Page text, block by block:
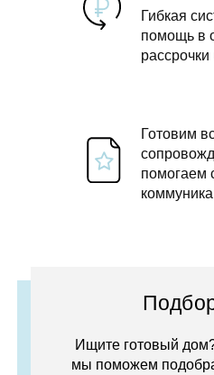
Гибкая
помощь в
рассрочки
Готовим
помогаем
Ищите готовый
мы поможем